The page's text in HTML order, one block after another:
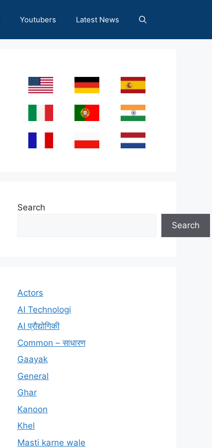
Youtubers Latest News
Search
Search
Actors
AI Technologi
AI प्रौद्योगिकी
Common – साधारण
Gaayak
General
Ghar
Kanoon
Khel
Masti karne wale